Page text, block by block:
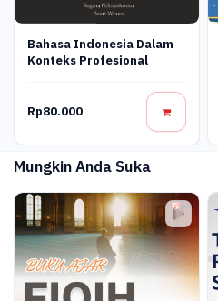
Bahasa Indonesia Dalam
Konteks Profesional
Rp80.000
Mungkin Anda Suka